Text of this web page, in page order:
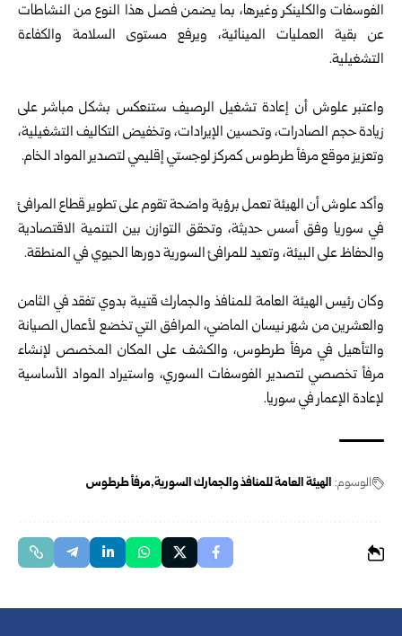
الفوسفات والكلينكر وغيرها، بما يضمن فصل هذا النوع من ‏النشاطات
عن بقية العمليات المينائية، ويرفع مستوى السلامة والكفاءة
التشغيلية.‏
واعتبر علوش أن إعادة تشغيل الرصيف ستنعكس بشكل مباشر على
زيادة حجم ‏الصادرات، وتحسين الإيرادات، وتخفيض التكاليف التشغيلية،
وتعزيز موقع مرفأ ‏طرطوس كمركز لوجستي إقليمي لتصدير المواد الخام.‏
وأكد علوش أن الهيئة تعمل برؤية واضحة تقوم على تطوير قطاع المرافئ
في سوريا ‏وفق أسس حديثة، وتحقق التوازن بين التنمية الاقتصادية
والحفاظ على البيئة، وتعيد ‏للمرافئ السورية دورها الحيوي في المنطقة.‏
وكان رئيس الهيئة العامة للمنافذ والجمارك قتيبة بدوي تفقد في الثامن
والعشرين من شهر ‏نيسان الماضي، المرافق التي تخضع لأعمال الصيانة
والتأهيل في مرفأ طرطوس، ‏والكشف على المكان المخصص لإنشاء
مرفأ تخصصي لتصدير الفوسفات السوري، ‏واستيراد المواد الأساسية
لإعادة الإعمار في سوريا.‏
الوسوم: الهيئة العامة للمنافذ والجمارك السورية مرفأ طرطوس